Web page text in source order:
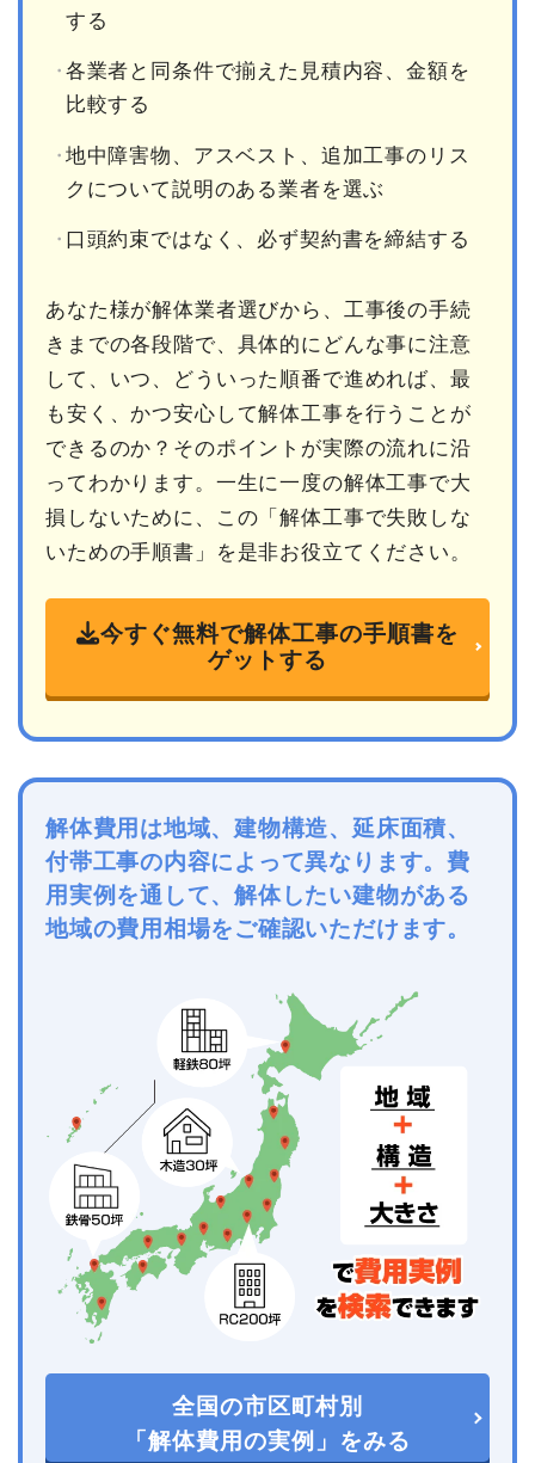
する
各業者と同条件で揃えた見積内容、金額を
比較する
地中障害物、アスベスト、追加工事のリス
クについて説明のある業者を選ぶ
口頭約束ではなく、必ず契約書を締結する
あなた様が解体業者選びから、工事後の手続
きまでの各段階で、具体的にどんな事に注意
して、いつ、どういった順番で進めれば、最
も安く、かつ安心して解体工事を行うことが
できるのか？そのポイントが実際の流れに沿
ってわかります。一生に一度の解体工事で大
損しないために、この「解体工事で失敗しな
いための手順書」を是非お役立てください。
今すぐ無料で解体工事の手順書を
ゲットする
解体費用は地域、建物構造、延床面積、
付帯工事の内容によって異なります。費
用実例を通して、解体したい建物がある
地域の費用相場をご確認いただけます。
全国の市区町村別
「解体費用の実例」をみる